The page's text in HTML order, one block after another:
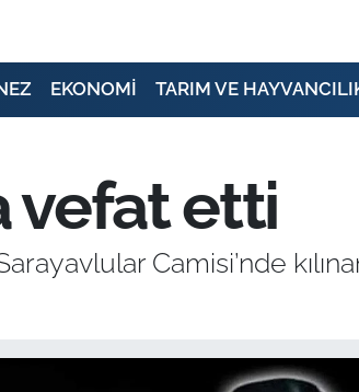
EKONOMİ TARIM VE
vefat etti
Camisi’nde